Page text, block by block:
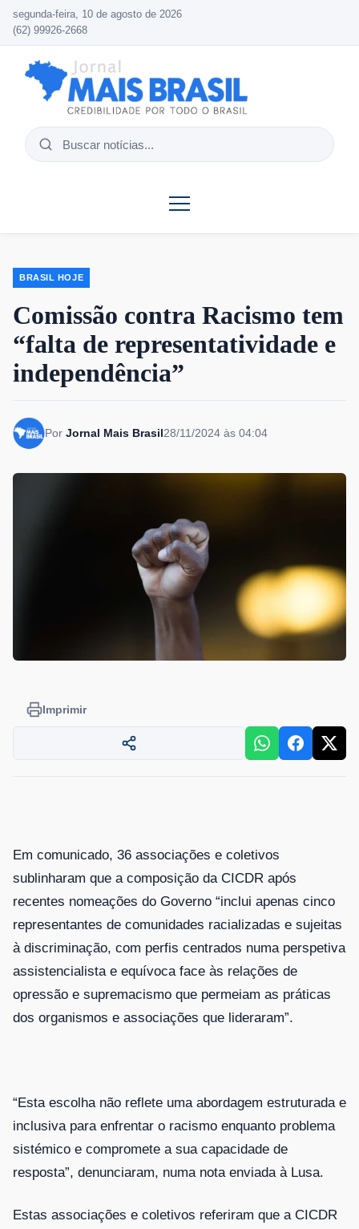
segunda-feira, 10 de agosto de 2026
(62) 99926-2668
Buscar
BRASIL HOJE
Comissão contra Racismo tem
“falta de representatividade e
independência”
Por Jornal Mais Brasil28/11/2024 às 04:04
Imprimir
Em comunicado, 36 associações e coletivos
sublinharam que a composição da CICDR após
recentes nomeações do Governo “inclui apenas cinco
representantes de comunidades racializadas e sujeitas
à discriminação, com perfis centrados numa perspetiva
assistencialista e equívoca face às relações de
opressão e supremacismo que permeiam as práticas
dos organismos e associações que lideraram”.
“Esta escolha não reflete uma abordagem estruturada e
inclusiva para enfrentar o racismo enquanto problema
sistémico e compromete a sua capacidade de
resposta”, denunciaram, numa nota enviada à Lusa.
Estas associações e coletivos referiram que a CICDR